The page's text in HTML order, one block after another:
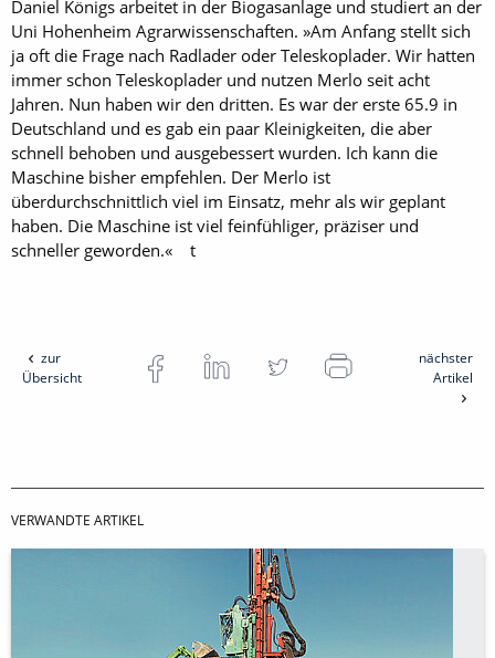
Daniel Königs arbeitet in der Biogasanlage und studiert an der
Uni Hohenheim Agrarwissenschaften. »Am Anfang stellt sich
ja oft die Frage nach Radlader oder Teleskoplader. Wir hatten
immer schon Teleskoplader und nutzen Merlo seit acht
Jahren. Nun haben wir den dritten. Es war der erste 65.9 in
Deutschland und es gab ein paar Kleinigkeiten, die aber
schnell behoben und ausgebessert wurden. Ich kann die
Maschine bisher empfehlen. Der Merlo ist
überdurchschnittlich viel im Einsatz, mehr als wir geplant
haben. Die Maschine ist viel feinfühliger, präziser und
schneller geworden.« t
zur
Übersicht
nächster
Artikel
VERWANDTE ARTIKEL